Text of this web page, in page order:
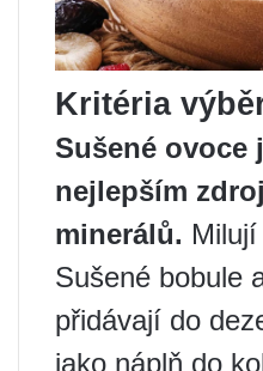
Kritéria
Sušené ovoce
nejlepším
minerálů.
Sušené bobule
přidávají do
jako náplň do